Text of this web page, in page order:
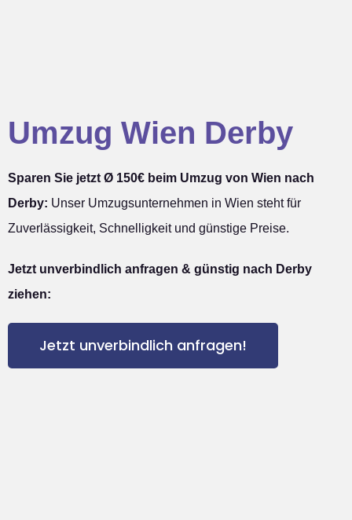
Umzug Wien Derby
Sparen Sie jetzt Ø 150€ beim Umzug von Wien nach
Derby: Unser Umzugsunternehmen in Wien steht für
Zuverlässigkeit, Schnelligkeit und günstige Preise.
Jetzt unverbindlich anfragen & günstig nach Derby
ziehen:
Jetzt unverbindlich anfragen!